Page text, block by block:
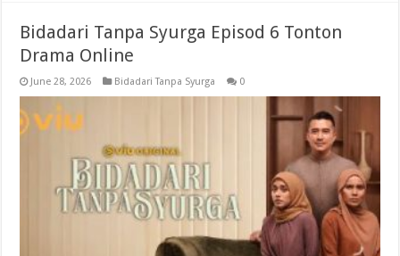
Bidadari Tanpa Syurga Episod 6 Tonton
Drama Online
June 28, 2026 Bidadari Tanpa Syurga 0